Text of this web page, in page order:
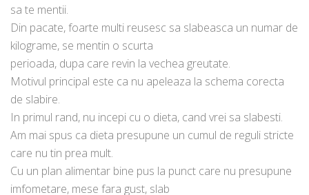
sa te mentii.
Din pacate, foarte multi reusesc sa slabeasca un numar de
kilograme, se mentin o scurta
perioada, dupa care revin la vechea greutate.
Motivul principal este ca nu apeleaza la schema corecta
de slabire.
In primul rand, nu incepi cu o dieta, cand vrei sa slabesti.
Am mai spus ca dieta presupune un cumul de reguli stricte
care nu tin prea mult.
Cu un plan alimentar bine pus la punct care nu presupune
imfometare, mese fara gust, slab